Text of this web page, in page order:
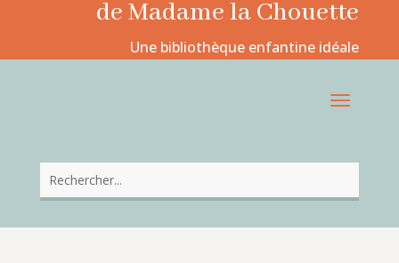
de Madame la Chouette
Une bibliothèque enfantine idéale